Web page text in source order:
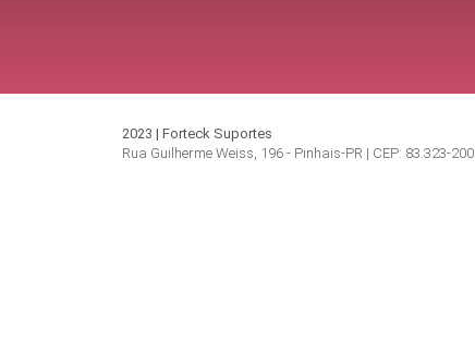
2023 | Forteck Suportes
Rua Guilherme Weiss, 196 - Pinhais-PR | CEP: 83.323-200